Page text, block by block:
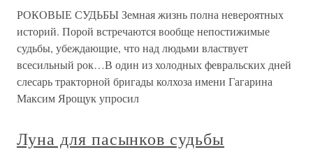
РОКОВЫЕ СУДЬБЫ Земная жизнь полна невероятных
историй. Порой встречаются вообще непостижимые
судьбы, убеждающие, что над людьми властвует
всесильный рок…В один из холодных февральских дней
слесарь тракторной бригады колхоза имени Гагарина
Максим Ярощук упросил
Луна для пасынков судьбы